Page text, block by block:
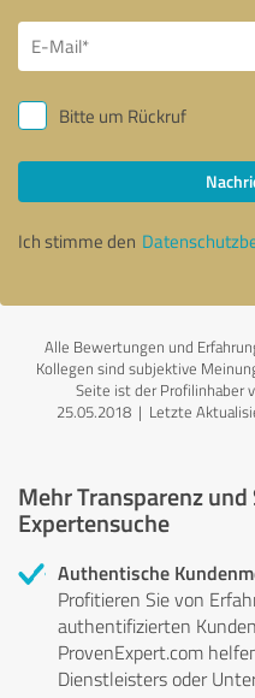
Bitte um Rückruf
Ich stimme den
Alle Bewertungen und
Kollegen sind subjektive
Seite ist der Profilinhaber
25.05.2018 | Letzte
Mehr Transparenz
Expertensuche
Authentische
Profitieren Sie von
authentifizierten
ProvenExpert.com
Dienstleisters oder